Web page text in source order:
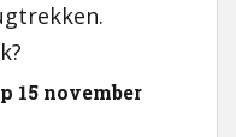
15 november